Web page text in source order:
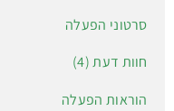
סרטוני הפעלה
חוות דעת (4)
הוראות הפעלה